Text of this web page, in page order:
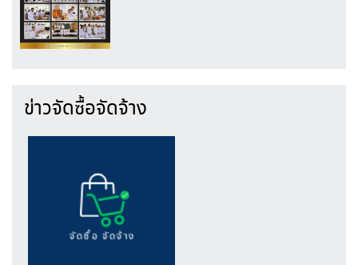
ข่าวจัดซื้อจัดจ้าง